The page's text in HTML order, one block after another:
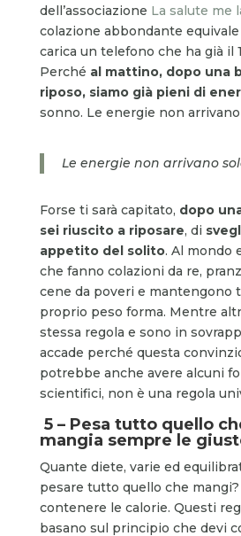
dell’associazione La salute me
colazione abbondante
carica un telefono che ha già il
Perché al mattino, dopo una
riposo, siamo già pieni di
sonno. Le energie non
Le energie non arrivano
Forse ti sarà capitato, dopo
sei riuscito a riposare, di
appetito del solito. Al mondo
che fanno colazioni da re,
cene da poveri e mantengono
proprio peso forma. Mentre
stessa regola e sono in
accade perché questa
potrebbe anche avere alcuni
scientifici, non è una regola
5 – Pesa tutto quello
mangia sempre le
Quante diete, varie ed
pesare tutto quello che
contenere le calorie. Questi
basano sul principio che devi